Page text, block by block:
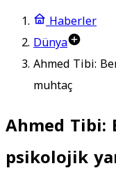
Haberler
Dünya
Ahmed Tibi:
muhtaç
Ahmed Tibi:
psikolojik